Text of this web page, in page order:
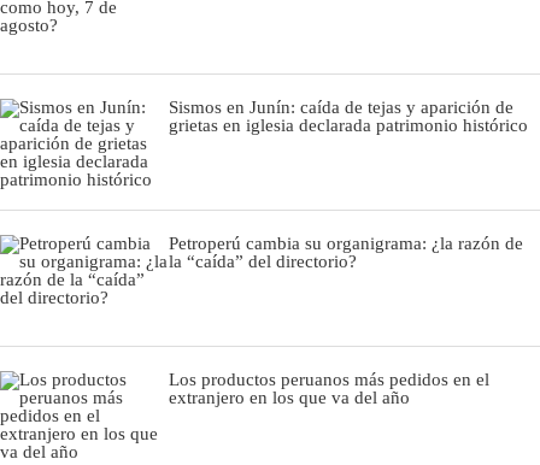
Sismos en Junín: caída de tejas y aparición de
grietas en iglesia declarada patrimonio histórico
Petroperú cambia su organigrama: ¿la razón de
la “caída” del directorio?
Los productos peruanos más pedidos en el
extranjero en los que va del año